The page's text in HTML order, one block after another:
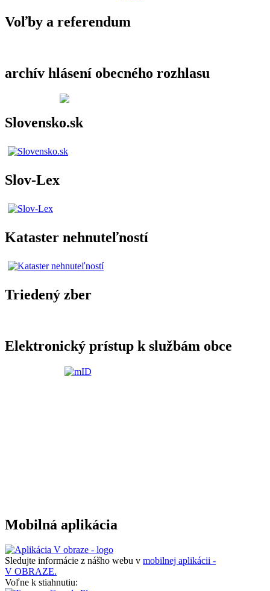
Voľby a referendum
archív hlásení obecného rozhlasu
Slovensko.sk
Slov-Lex
Kataster nehnuteľností
Triedený zber
Elektronický prístup k službám obce
Mobilná aplikácia
Sledujte informácie z nášho webu v mobilnej aplikácii -
V OBRAZE.
Voľne k stiahnutiu: